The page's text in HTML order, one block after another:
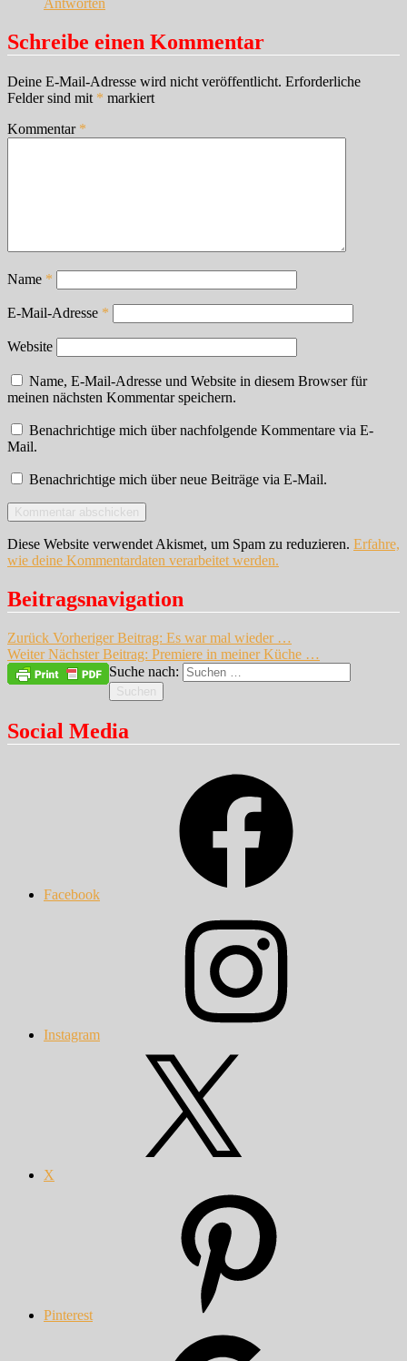
Schreibe einen Kommentar
Deine E-Mail-Adresse wird nicht veröffentlicht. Erforderliche
Felder sind mit * markiert
Kommentar *
Name *
E-Mail-Adresse *
Website
Name, E-Mail-Adresse und Website in diesem Browser für
meinen nächsten Kommentar speichern.
Benachrichtige mich über nachfolgende Kommentare via E-
Mail.
Benachrichtige mich über neue Beiträge via E-Mail.
Diese Website verwendet Akismet, um Spam zu reduzieren. Erfahre,
wie deine Kommentardaten verarbeitet werden.
Beitragsnavigation
Zurück Vorheriger Beitrag: Es war mal wieder …
Weiter Nächster Beitrag: Premiere in meiner Küche …
Suche nach:
Suchen
Social Media
Facebook
Instagram
X
Pinterest